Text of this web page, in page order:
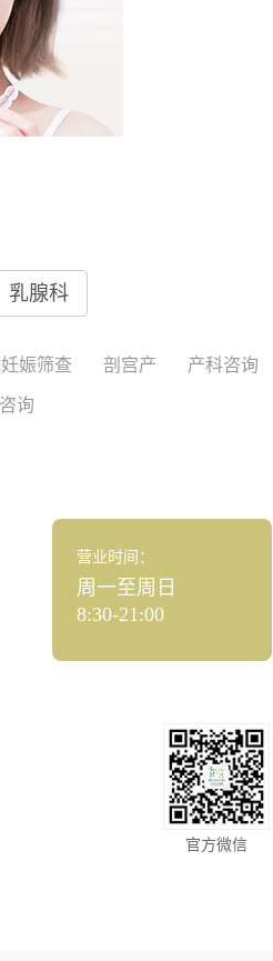
乳腺科
娠筛查 剖宫产 产科咨询
询
营业时间：
周一至周日
8:30-21:00
官方微信